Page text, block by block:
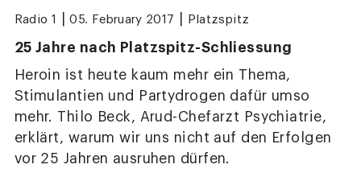
Radio 1 05. February 2017 Platzspitz
25 Jahre nach Platzspitz-Schliessung
Heroin ist heute kaum mehr ein Thema,
Stimulantien und Partydrogen dafür umso
mehr. Thilo Beck, Arud-Chefarzt Psychiatrie,
erklärt, warum wir uns nicht auf den Erfolgen
vor 25 Jahren ausruhen dürfen.